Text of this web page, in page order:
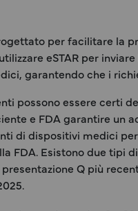
per facilitare
eSTAR per
garantendo che i
possono essere certi
e FDA garantire un
di dispositivi medici
FDA. Esistono due tipi
Q più